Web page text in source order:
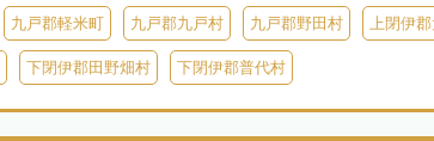
九戸郡軽米町 九戸郡九戸村 九戸郡野田村 上閉伊
下閉伊郡田野畑村 下閉伊郡普代村